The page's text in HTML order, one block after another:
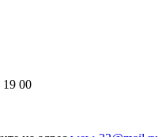
19 00